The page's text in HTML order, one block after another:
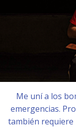
Me uní a los
emergencias.
también requiere